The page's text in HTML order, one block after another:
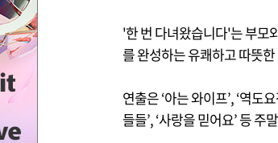
'한 번 다녀왔습니다'는 부모
를 완성하는 유쾌하고 따뜻
연출은 ‘아는 와이프’, ‘역도
들들’, ‘사랑을 믿어요’ 등